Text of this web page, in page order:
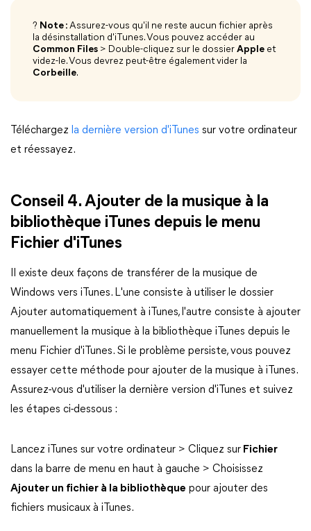
? Note : Assurez-vous qu'il ne reste aucun fichier après
la désinstallation d'iTunes. Vous pouvez accéder au
Common Files > Double-cliquez sur le dossier Apple et
videz-le. Vous devrez peut-être également vider la
Corbeille.
Téléchargez la dernière version d'iTunes sur votre ordinateur
et réessayez.
Conseil 4. Ajouter de la musique à la
bibliothèque iTunes depuis le menu
Fichier d'iTunes
Il existe deux façons de transférer de la musique de
Windows vers iTunes. L'une consiste à utiliser le dossier
Ajouter automatiquement à iTunes, l'autre consiste à ajouter
manuellement la musique à la bibliothèque iTunes depuis le
menu Fichier d'iTunes. Si le problème persiste, vous pouvez
essayer cette méthode pour ajouter de la musique à iTunes.
Assurez-vous d'utiliser la dernière version d'iTunes et suivez
les étapes ci-dessous :
Lancez iTunes sur votre ordinateur > Cliquez sur Fichier
dans la barre de menu en haut à gauche > Choisissez
Ajouter un fichier à la bibliothèque pour ajouter des
fichiers musicaux à iTunes.